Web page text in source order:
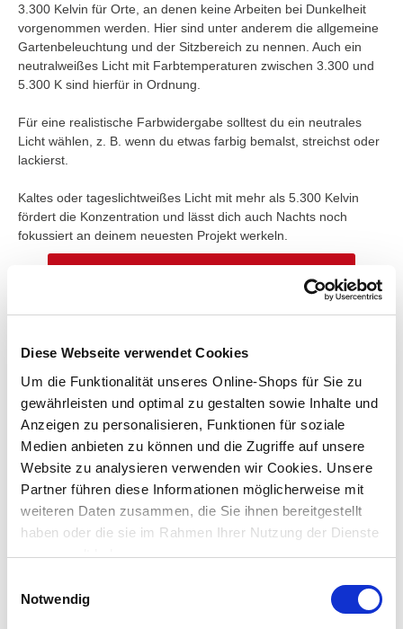
Diese Webseite verwendet Cookies
Um die Funktionalität unseres Online-Shops für Sie zu
gewährleisten und optimal zu gestalten sowie Inhalte und
Anzeigen zu personalisieren, Funktionen für soziale
Medien anbieten zu können und die Zugriffe auf unsere
Website zu analysieren verwenden wir Cookies. Unsere
Partner führen diese Informationen möglicherweise mit
weiteren Daten zusammen, die Sie ihnen bereitgestellt
haben oder die sie im Rahmen Ihrer Nutzung der Dienste
gesammelt haben.
Notwendig
3.300 Kelvin für Orte, an denen keine Arbeiten bei Dunkelheit
vorgenommen werden. Hier sind unter anderem die allgemeine
Gartenbeleuchtung und der Sitzbereich zu nennen. Auch ein
neutralweißes Licht mit Farbtemperaturen zwischen 3.300 und
5.300 K sind hierfür in Ordnung.
Für eine realistische Farbwidergabe solltest du ein neutrales
Licht wählen, z. B. wenn du etwas farbig bemalst, streichst oder
lackierst.
Kaltes oder tageslichtweißes Licht mit mehr als 5.300 Kelvin
fördert die Konzentration und lässt dich auch Nachts noch
fokussiert an deinem neuesten Projekt werkeln.
LEISTUNGSAUFNAHME UND EFFIZIENZ